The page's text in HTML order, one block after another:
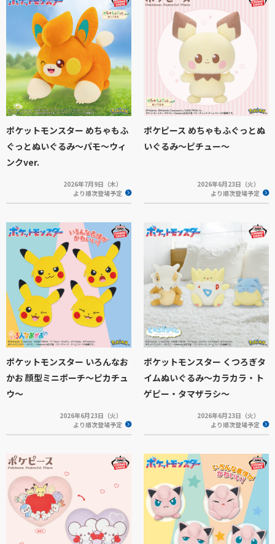
ポケットモンスター めちゃもふ
ぐっとぬいぐるみ～パモ～ウィ
ンクver.
2026年7月9日（木）
より順次登場予定
ポケピース めちゃもふぐっとぬ
いぐるみ～ピチュー～
2026年6月23日（火）
より順次登場予定
ポケットモンスター いろんなお
かお 顔型ミニポーチ～ピカチュ
ウ～
2026年6月23日（火）
より順次登場予定
ポケットモンスター くつろぎタ
イムぬいぐるみ～カラカラ・ト
ゲピー・タマザラシ～
2026年6月23日（火）
より順次登場予定